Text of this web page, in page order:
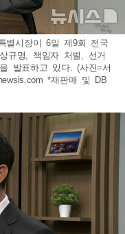
별시장이 6일 제9회 전국
규명, 책임자 처벌, 선거
발표하고 있다. (사진=서
*재판매 및 DB